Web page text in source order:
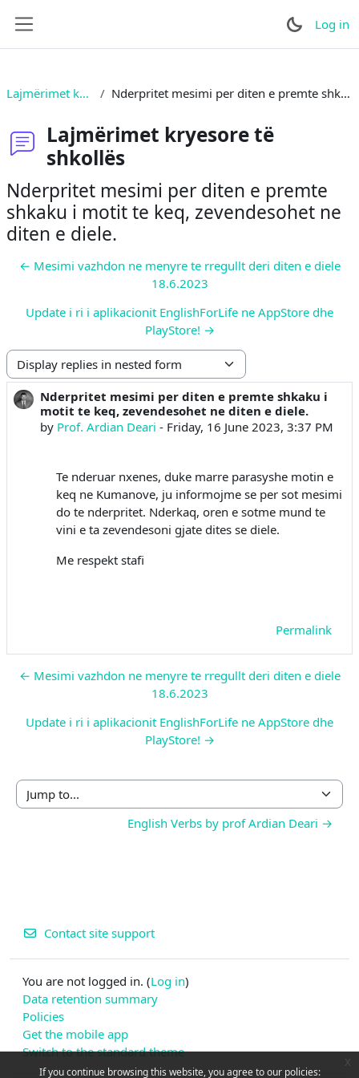
If you continue browsing this website, you agree to our policies:
Log in
Lajmërimet kryesore të shkollës Nderpritet mesimi per diten e premte shkaku i motit te keq, zevendesohet ne diten e diele.
Lajmërimet kryesore të
shkollës
Nderpritet mesimi per diten e premte
shkaku i motit te keq, zevendesohet ne
diten e diele.
← Mesimi vazhdon ne menyre te rregullt deri diten e diele
18.6.2023
Update i ri i aplikacionit EnglishForLife ne AppStore dhe
PlayStore! →
Display mode
Nderpritet mesimi per diten e premte shkaku i
motit te keq, zevendesohet ne diten e diele.
by Prof. Ardian Deari - Friday, 16 June 2023, 3:37 PM
Number of replies: 0
Te nderuar nxenes, duke marre parasyshe motin e
keq ne Kumanove, ju informojme se per sot mesimi
do te nderpritet. Nderkaq, oren e sotme mund te
vini e ta zevendesoni gjate dites se diele.
Me respekt stafi
Permalink
← Mesimi vazhdon ne menyre te rregullt deri diten e diele
18.6.2023
Update i ri i aplikacionit EnglishForLife ne AppStore dhe
PlayStore! →
Jump to...
English Verbs by prof Ardian Deari →
Contact site support
You are not logged in. (Log in)
Data retention summary
Policies
Get the mobile app
Switch to the standard theme